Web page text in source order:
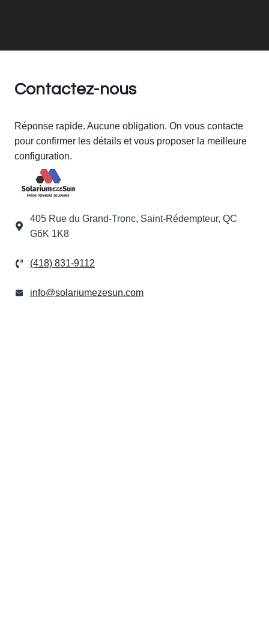
Contactez-nous
Réponse rapide. Aucune obligation. On vous contacte
pour confirmer les détails et vous proposer la meilleure
configuration.
405 Rue du Grand-Tronc, Saint-Rédempteur, QC
G6K 1K8
(418) 831-9112
info@solariumezesun.com